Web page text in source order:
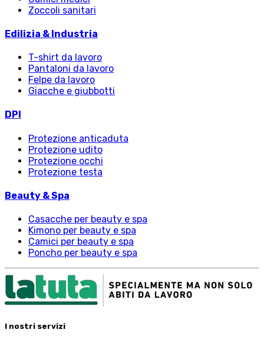
Zoccoli sanitari
Edilizia & Industria
T-shirt da lavoro
Pantaloni da lavoro
Felpe da lavoro
Giacche e giubbotti
DPI
Protezione anticaduta
Protezione udito
Protezione occhi
Protezione testa
Beauty & Spa
Casacche per beauty e spa
Kimono per beauty e spa
Camici per beauty e spa
Poncho per beauty e spa
I nostri servizi